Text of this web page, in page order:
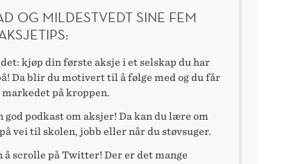
OG MILDESTVEDT SINE FEM
kjøp din første aksje i et selskap du har
Da blir du motivert til å følge med og du får
på kroppen.
god podkast om aksjer! Da kan du lære om
vei til skolen, jobb eller når du støvsuger.
å scrolle på Twitter! Der er det mange